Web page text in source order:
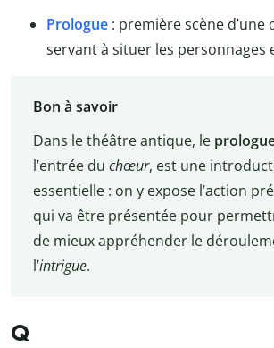
Prologue : première scène
servant à situer les personnages
Bon à savoir
Dans le théâtre antique, le
l’entrée du chœur, est une
essentielle : on y expose l’action
qui va être présentée pour
de mieux appréhender le
l’intrigue.
Q